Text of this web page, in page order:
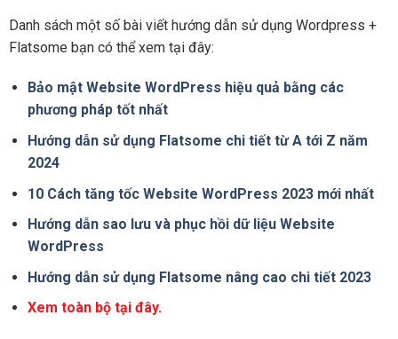
Danh sách một số bài viết hướng dẫn sử dụng Wordpress +
Flatsome bạn có thể xem tại đây:
Bảo mật Website WordPress hiệu quả bằng các
phương pháp tốt nhất
Hướng dẫn sử dụng Flatsome chi tiết từ A tới Z năm
2024
10 Cách tăng tốc Website WordPress 2023 mới nhất
Hướng dẫn sao lưu và phục hồi dữ liệu Website
WordPress
Hướng dẫn sử dụng Flatsome nâng cao chi tiết 2023
Xem toàn bộ tại đây.